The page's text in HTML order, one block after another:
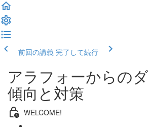
前回の講義 完了して続行
アラフォーからの
傾向と対策
WELCOME!